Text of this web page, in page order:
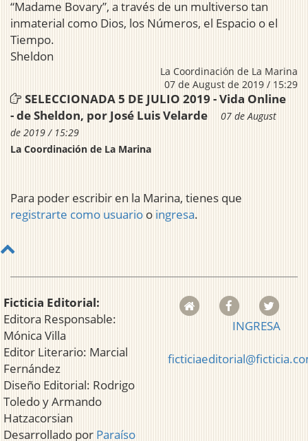
“Madame Bovary”, a través de un multiverso tan
inmaterial como Dios, los Números, el Espacio o el
Tiempo.
Sheldon
La Coordinación de La Marina
07 de August de 2019 / 15:29
SELECCIONADA 5 DE JULIO 2019 - Vida Online
- de Sheldon, por José Luis Velarde
07 de August
de 2019 / 15:29
La Coordinación de La Marina
Para poder escribir en la Marina, tienes que
registrarte como usuario o ingresa.
Ficticia Editorial:
Editora Responsable:
Mónica Villa
Editor Literario: Marcial
Fernández
Diseño Editorial: Rodrigo
Toledo y Armando
Hatzacorsian
Desarrollado por Paraíso
INGRESA